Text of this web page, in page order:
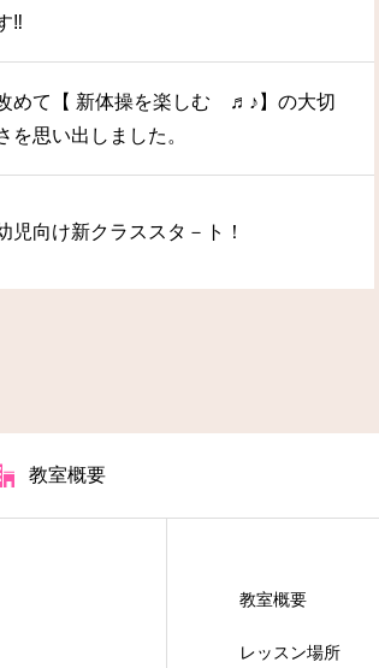
‼
めて【 新体操を楽しむ ♬♪】の大切
を思い出しました。
児向け新クラススタ－ト！
教室概要
教室概要
レッスン場所